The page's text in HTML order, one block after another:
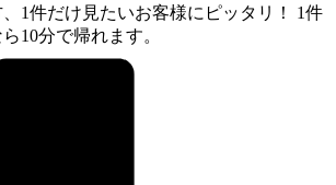
1件だけ見たいお客様にピッタリ！ 1件
10分で帰れます。